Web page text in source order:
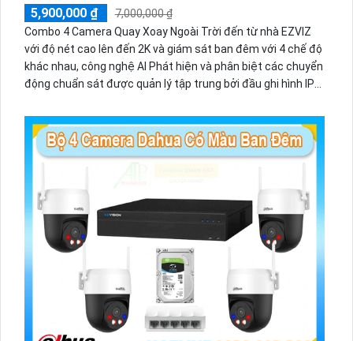
5,900,000 ₫
7,000,000 ₫
Combo 4 Camera Quay Xoay Ngoài Trời đến từ nhà EZVIZ
với độ nét cao lên đến 2K và giám sát ban đêm với 4 chế độ
khác nhau, công nghệ AI Phát hiện và phân biệt các chuyển
động chuẩn sát được quản lý tập trung bởi đầu ghi hình IP